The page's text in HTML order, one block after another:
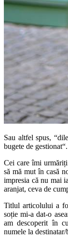
Sau altfel spus,
bugete de gestionat“.
Cei care îmi
să mă mut în casă
impresia că nu mai
aranjat, ceva de
Titlul articolului a
soție mi-a dat-o
am descoperit în
numele la destinatar/